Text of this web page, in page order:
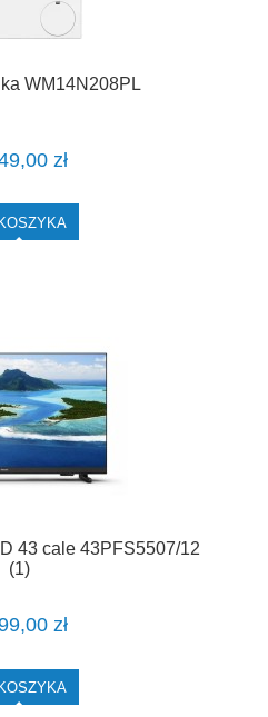
WM14N208PL
zł
43 cale 43PFS5507/12
(1)
zł